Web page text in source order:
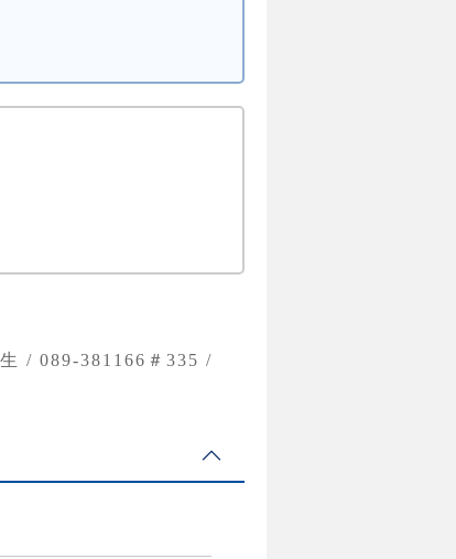
/ 089-381166＃335 /